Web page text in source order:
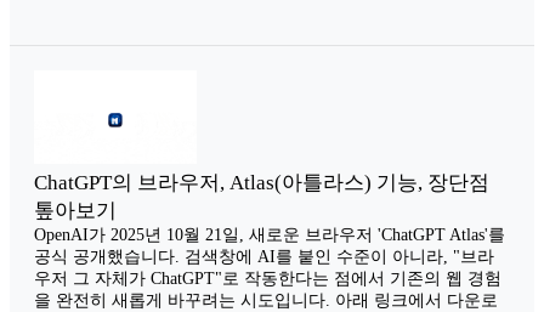
ChatGPT의 브라우저, Atlas(아틀라스) 기능, 장단점
톺아보기
OpenAI가 2025년 10월 21일, 새로운 브라우저 'ChatGPT Atlas'를
공식 공개했습니다. 검색창에 AI를 붙인 수준이 아니라, "브라
우저 그 자체가 ChatGPT"로 작동한다는 점에서 기존의 웹 경험
을 완전히 새롭게 바꾸려는 시도입니다. 아래 링크에서 다운로